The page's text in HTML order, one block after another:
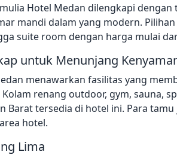
Hotel Medan dilengkapi
mandi dalam yang modern.
suite room dengan harga mulai
untuk Menunjang
menawarkan fasilitas yang
renang outdoor, gym, sauna,
Barat tersedia di hotel ini. Para
hotel.
Lima